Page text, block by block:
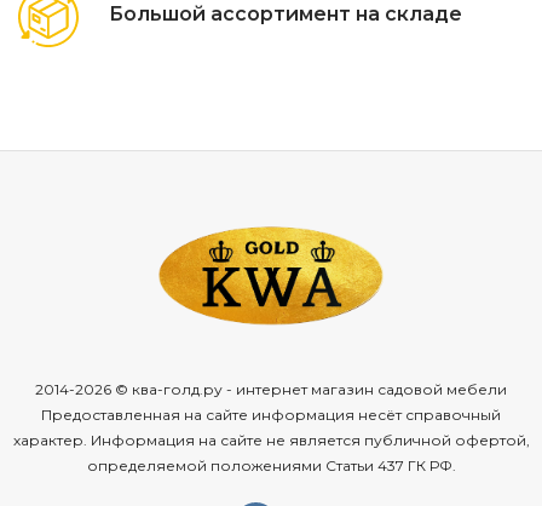
Большой ассортимент на складе
2014-2026 © ква-голд.ру - интернет магазин садовой мебели
Предоставленная на сайте информация несёт справочный
характер. Информация на сайте не является публичной офертой,
определяемой положениями Статьи 437 ГК РФ.